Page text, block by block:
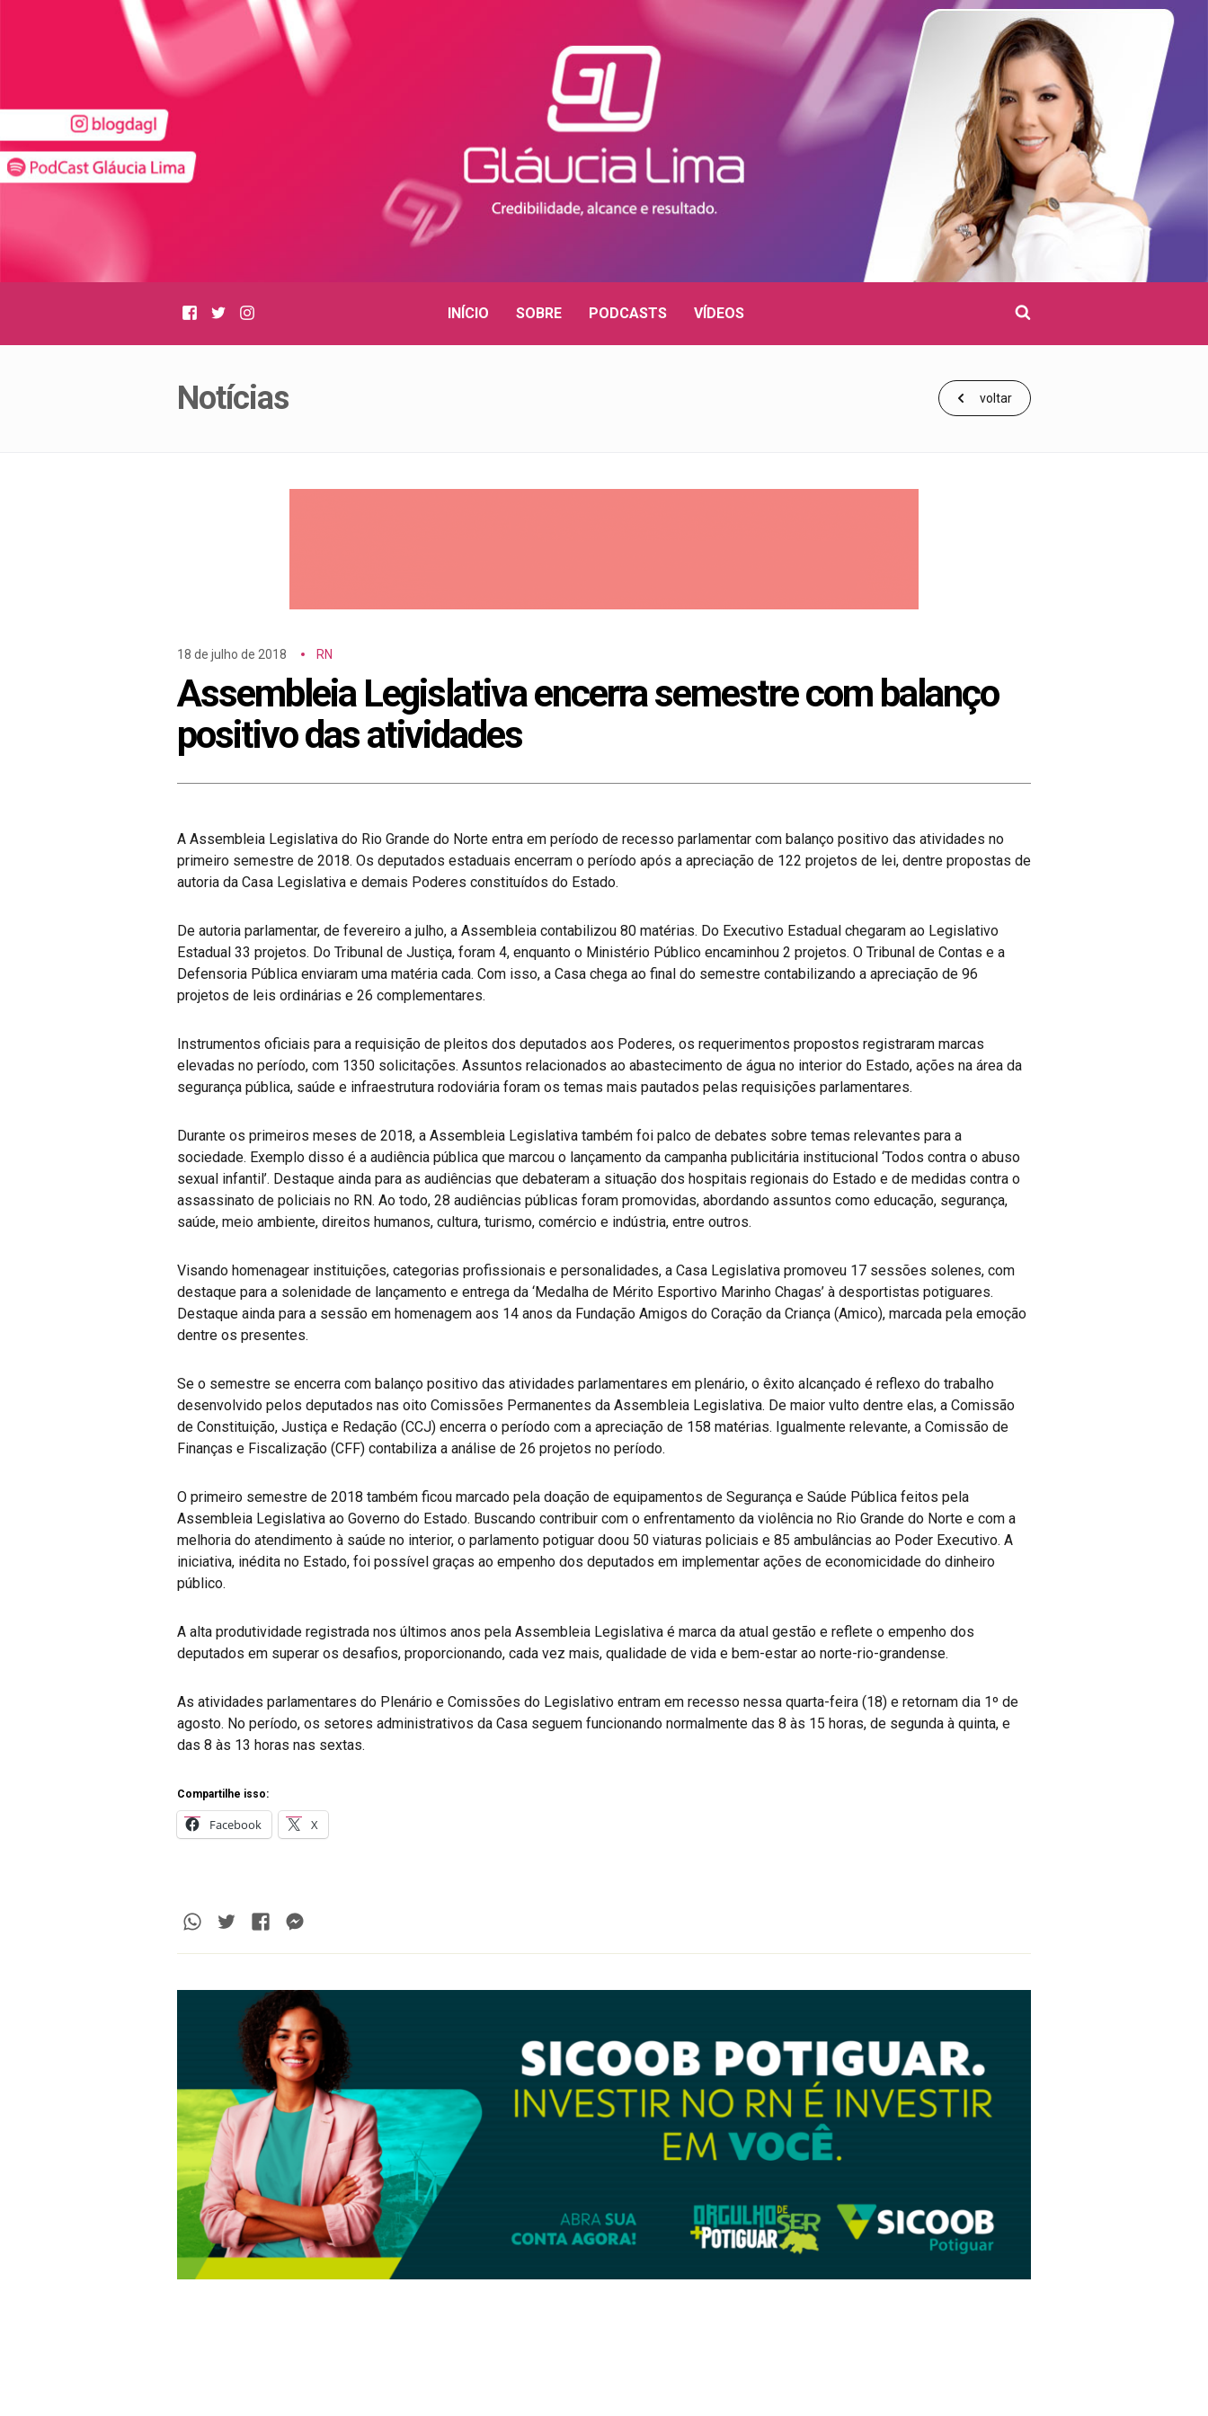
Facebook
Twitter
pesquisar
INÍCIO SOBRE PODCASTS VÍDEOS
Notícias voltar
18 de julho de 2018 RN
Assembleia Legislativa encerra semestre com balanço
positivo das atividades
A Assembleia Legislativa do Rio Grande do Norte entra em período de recesso parlamentar com balanço positivo das atividades no
primeiro semestre de 2018. Os deputados estaduais encerram o período após a apreciação de 122 projetos de lei, dentre propostas de
autoria da Casa Legislativa e demais Poderes constituídos do Estado.
De autoria parlamentar, de fevereiro a julho, a Assembleia contabilizou 80 matérias. Do Executivo Estadual chegaram ao Legislativo
Estadual 33 projetos. Do Tribunal de Justiça, foram 4, enquanto o Ministério Público encaminhou 2 projetos. O Tribunal de Contas e a
Defensoria Pública enviaram uma matéria cada. Com isso, a Casa chega ao final do semestre contabilizando a apreciação de 96
projetos de leis ordinárias e 26 complementares.
Instrumentos oficiais para a requisição de pleitos dos deputados aos Poderes, os requerimentos propostos registraram marcas
elevadas no período, com 1350 solicitações. Assuntos relacionados ao abastecimento de água no interior do Estado, ações na área da
segurança pública, saúde e infraestrutura rodoviária foram os temas mais pautados pelas requisições parlamentares.
Durante os primeiros meses de 2018, a Assembleia Legislativa também foi palco de debates sobre temas relevantes para a
sociedade. Exemplo disso é a audiência pública que marcou o lançamento da campanha publicitária institucional ‘Todos contra o abuso
sexual infantil’. Destaque ainda para as audiências que debateram a situação dos hospitais regionais do Estado e de medidas contra o
assassinato de policiais no RN. Ao todo, 28 audiências públicas foram promovidas, abordando assuntos como educação, segurança,
saúde, meio ambiente, direitos humanos, cultura, turismo, comércio e indústria, entre outros.
Visando homenagear instituições, categorias profissionais e personalidades, a Casa Legislativa promoveu 17 sessões solenes, com
destaque para a solenidade de lançamento e entrega da ‘Medalha de Mérito Esportivo Marinho Chagas’ à desportistas potiguares.
Destaque ainda para a sessão em homenagem aos 14 anos da Fundação Amigos do Coração da Criança (Amico), marcada pela emoção
dentre os presentes.
Se o semestre se encerra com balanço positivo das atividades parlamentares em plenário, o êxito alcançado é reflexo do trabalho
desenvolvido pelos deputados nas oito Comissões Permanentes da Assembleia Legislativa. De maior vulto dentre elas, a Comissão
de Constituição, Justiça e Redação (CCJ) encerra o período com a apreciação de 158 matérias. Igualmente relevante, a Comissão de
Finanças e Fiscalização (CFF) contabiliza a análise de 26 projetos no período.
O primeiro semestre de 2018 também ficou marcado pela doação de equipamentos de Segurança e Saúde Pública feitos pela
Assembleia Legislativa ao Governo do Estado. Buscando contribuir com o enfrentamento da violência no Rio Grande do Norte e com a
melhoria do atendimento à saúde no interior, o parlamento potiguar doou 50 viaturas policiais e 85 ambulâncias ao Poder Executivo. A
iniciativa, inédita no Estado, foi possível graças ao empenho dos deputados em implementar ações de economicidade do dinheiro
público.
A alta produtividade registrada nos últimos anos pela Assembleia Legislativa é marca da atual gestão e reflete o empenho dos
deputados em superar os desafios, proporcionando, cada vez mais, qualidade de vida e bem-estar ao norte-rio-grandense.
As atividades parlamentares do Plenário e Comissões do Legislativo entram em recesso nessa quarta-feira (18) e retornam dia 1º de
agosto. No período, os setores administrativos da Casa seguem funcionando normalmente das 8 às 15 horas, de segunda à quinta, e
das 8 às 13 horas nas sextas.
Compartilhe isso:
Facebook X
Whatsapp
TwitterFacebook